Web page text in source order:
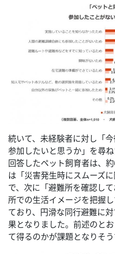
続いて、未経験者に対し「
参加したいと思うか」を尋
回答したペット飼育者は、
は「災害発生時にスムーズ
で、次に「避難所を確認し
所での生活イメージを把握
ており、円滑な同行避難に
果となりました。前述のと
て得るのかが課題となりそう